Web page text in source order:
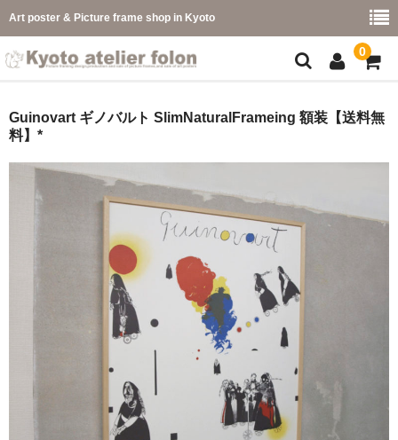
Art poster & Picture frame shop in Kyoto
0
フレーム幅別
こどもさくひんフレーム
幅広マット付額縁フレーム-展覧会などに-
マット付額縁フレーム-おしゃれな空間に-
Guinovart ギノバルト SlimNaturalFrameing 額装【送料無
料】*